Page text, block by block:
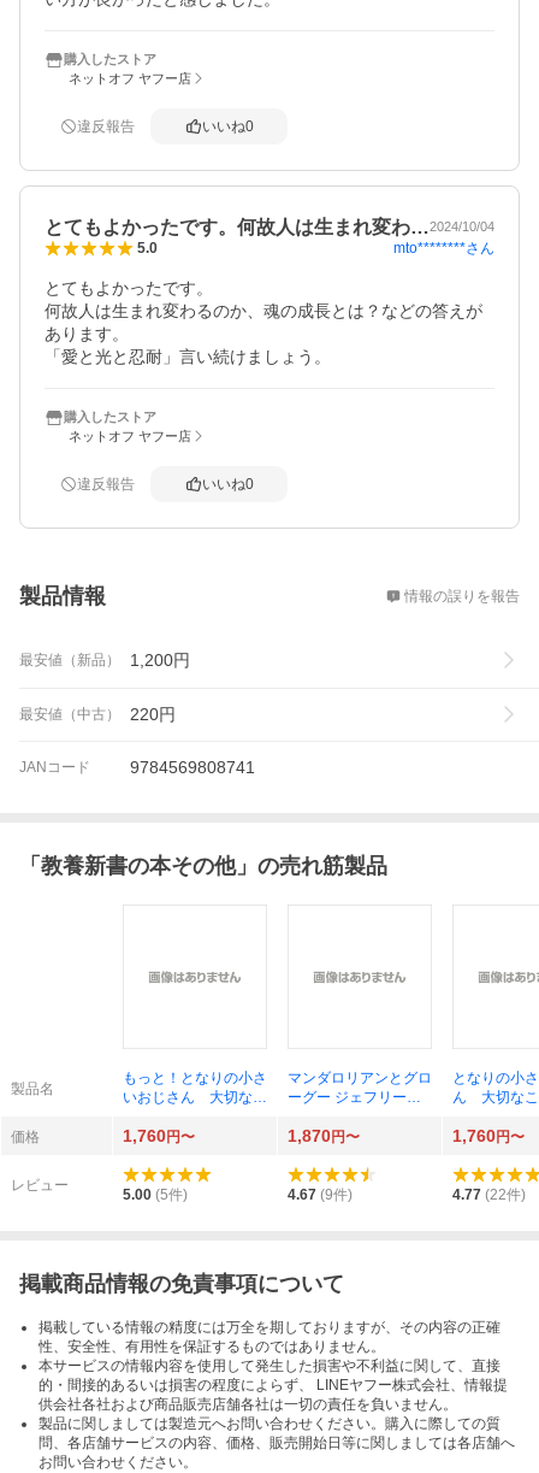
購入したストア
ネットオフ ヤフー店
違反報告 いいね0
とてもよかったです。何故人は生まれ変わ…2024/10/04
5.0 mto********さん
とてもよかったです。
何故人は生まれ変わるのか、魂の成長とは？などの答えが
あります。
「愛と光と忍耐」言い続けましょう。
購入したストア
ネットオフ ヤフー店
違反報告 いいね0
製品情報 情報の誤りを報告
最安値（新品） 1,200円
最安値（中古） 220円
JANコード 9784569808741
「 教養新書の本その他」の売れ筋製品
製品名
もっと！となりの小さ
いおじさん 大切なこ
らサイズに教わった
マンダロリアンとグロ
ーグー ジェフリー・
があきこ／訳
となりの小
ん 大切な
に教わった
価格 1,760円〜 1,870円〜 1,760円〜
レビュー
5.00 (5件) 4.67 (9件) 4.77 (22件)
掲載商品情報の免責事項について
掲載している情報の精度には万全を期しておりますが、その内容の正確
性、安全性、有用性を保証するものではありません。
本サービスの情報内容を使用して発生した損害や不利益に関して、直接
的・間接的あるいは損害の程度によらず、 LINEヤフー株式会社、情報提
供会社各社および商品販売店舗各社は一切の責任を負いません。
製品に関しましては製造元へお問い合わせください。購入に際しての質
問、各店舗サービスの内容、価格、販売開始日等に関しましては各店舗へ
お問い合わせください。